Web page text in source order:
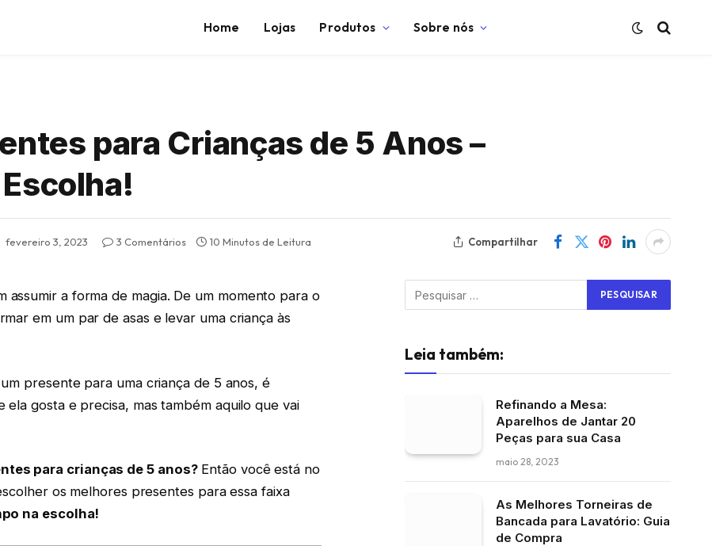
Home Lojas Produtos Sobre nós
para Crianças de 5 Anos –
fevereiro 3, 2023 3 Comentários 10 Minutos de Leitura Compartilhar
a forma de magia. De um momento para o
em um par de asas e levar uma criança às
presente para uma criança de 5 anos, é
gosta e precisa, mas também aquilo que vai
para crianças de 5 anos?Então você está no
os melhores presentes para essa faixa
na escolha!
Leia também:
Refinando a Mesa:
Aparelhos de Jantar 20
Peças para sua Casa
maio 28, 2023
As Melhores Torneiras de
Bancada para Lavatório: Guia
de Compra